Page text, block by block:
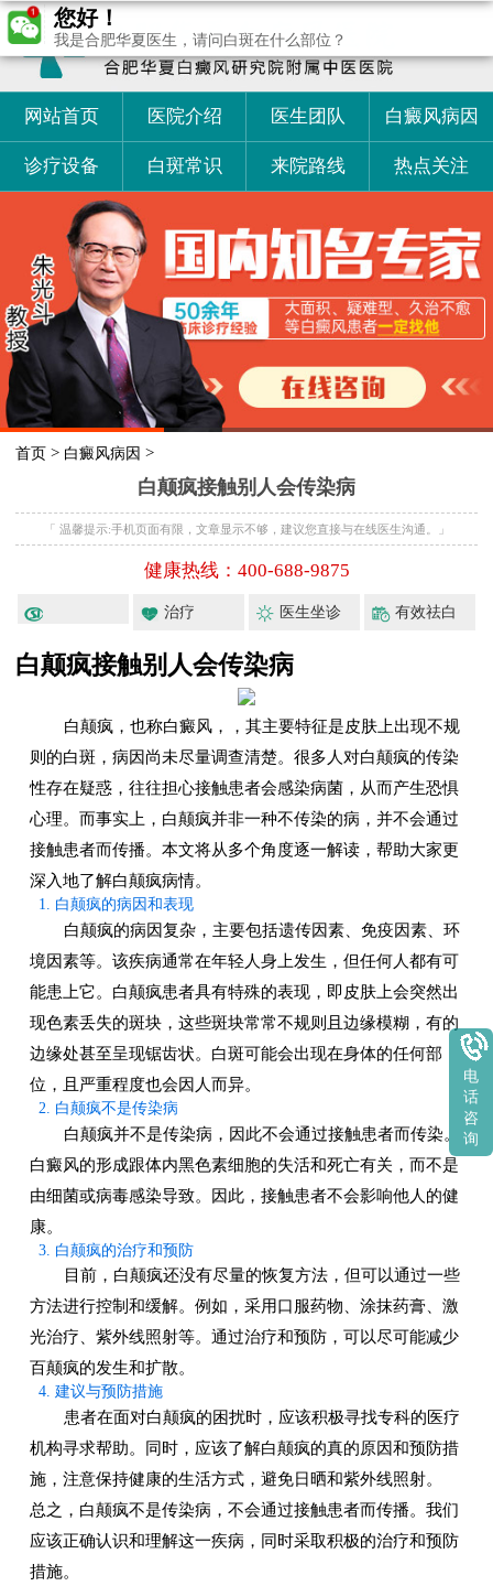
网站首页 医院介绍 医生团队 白癜风病因
诊疗设备 白斑常识 来院路线 热点关注
首页 > 白癜风病因 >
白颠疯接触别人会传染病
「 温馨提示:手机页面有限，文章显示不够，建议您直接与在线医生沟通。」
健康热线：400-688-9875
治疗 医生坐诊 有效祛白
白颠疯接触别人会传染病
白颠疯，也称白癜风，，其主要特征是皮肤上出现不规
则的白斑，病因尚未尽量调查清楚。很多人对白颠疯的传染
性存在疑惑，往往担心接触患者会感染病菌，从而产生恐惧
心理。而事实上，白颠疯并非一种不传染的病，并不会通过
接触患者而传播。本文将从多个角度逐一解读，帮助大家更
深入地了解白颠疯病情。
1. 白颠疯的病因和表现
白颠疯的病因复杂，主要包括遗传因素、免疫因素、环
境因素等。该疾病通常在年轻人身上发生，但任何人都有可
能患上它。白颠疯患者具有特殊的表现，即皮肤上会突然出
现色素丢失的斑块，这些斑块常常不规则且边缘模糊，有的
边缘处甚至呈现锯齿状。白斑可能会出现在身体的任何部
位，且严重程度也会因人而异。
2. 白颠疯不是传染病
白颠疯并不是传染病，因此不会通过接触患者而传染。
白癜风的形成跟体内黑色素细胞的失活和死亡有关，而不是
由细菌或病毒感染导致。因此，接触患者不会影响他人的健
康。
3. 白颠疯的治疗和预防
目前，白颠疯还没有尽量的恢复方法，但可以通过一些
方法进行控制和缓解。例如，采用口服药物、涂抹药膏、激
光治疗、紫外线照射等。通过治疗和预防，可以尽可能减少
百颠疯的发生和扩散。
4. 建议与预防措施
患者在面对白颠疯的困扰时，应该积极寻找专科的医疗
机构寻求帮助。同时，应该了解白颠疯的真的原因和预防措
施，注意保持健康的生活方式，避免日晒和紫外线照射。
总之，白颠疯不是传染病，不会通过接触患者而传播。我们
应该正确认识和理解这一疾病，同时采取积极的治疗和预防
措施。
您好！
我是合肥华夏医生，请问白斑在什么部位？
电
话
咨
询